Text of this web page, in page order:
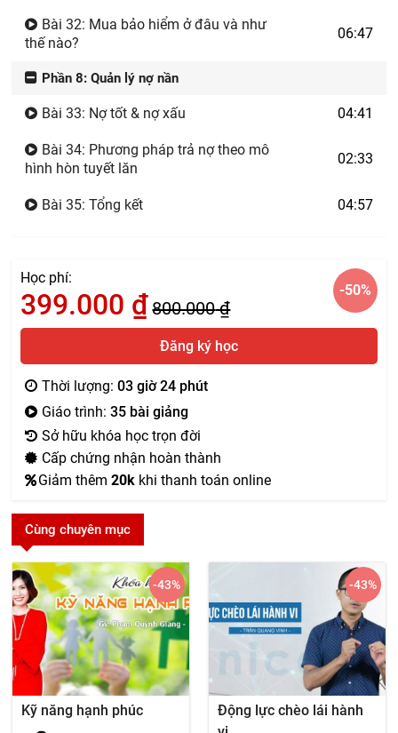
Bài 32: Mua bảo hiểm ở đâu và như
thế nào?
06:47
Phần 8: Quản lý nợ nần
Bài 33: Nợ tốt & nợ xấu 04:41
Bài 34: Phương pháp trả nợ theo mô
hình hòn tuyết lăn
02:33
Bài 35: Tổng kết 04:57
Học phí:
399.000 ₫800.000₫
-50%
Đăng ký học
Thời lượng:03 giờ 24 phút
Giáo trình:35 bài giảng
Sở hữu khóa học trọn đời
Cấp chứng nhận hoàn thành
Giảm thêm20k khi thanh toán online
Cùng chuyên mục
Kỹ năng hạnh phúc
-43%
Động lực chèo lái hành
-43%